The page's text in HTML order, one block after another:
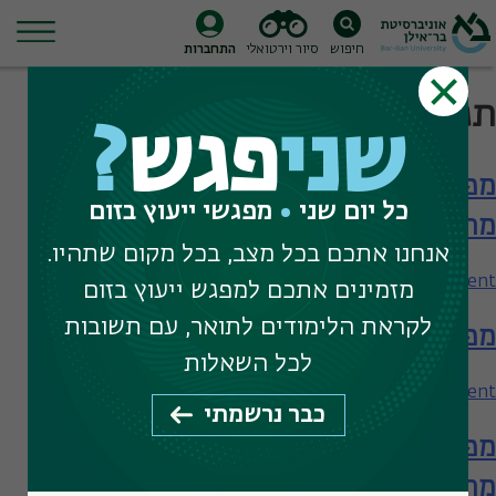
Skip
to
חיפוש סיור וירטואלי התחברות
תגית חיפוש:
מפגש עם המחלקה לפילוסופיה – תארים
מתקדמים
Leave a Comment
on
עם
המחלקה
תארים
מפגש עם המחלקה לפילוסופיה
Leave a Comment
on
מפגש
מפגש עם המחלקה לפילוסופיה – תארים
מתקדמים
שניפגש?
כל יום שני מפגשי ייעוץ בזום
אנחנו אתכם בכל מצב, בכל מקום שתהיו.
מזמינים אתכם למפגש ייעוץ בזום
לקראת הלימודים לתואר, עם תשובות
לכל השאלות
כבר נרשמתי